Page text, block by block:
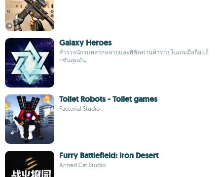
Galaxy Heroes
สำรวจนักรบหลากหลายและพิชิตด่านท้าทายในเกมมือถือแอ็
กชันสุดมัน
Toilet Robots - Toilet games
Factorial Studio
Furry Battlefield: Iron Desert
Armed Cat Studio